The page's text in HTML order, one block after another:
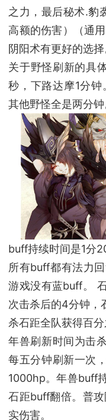
之力，最后秘术.豹
高额的伤害）（通
阴阳术有更好的选择
关于野怪刷新的具
秒，下路达摩1分钟
其他野怪全是两分钟
buff持续时间是1分
所有buff都有法力
游戏没有蓝buff。
次击杀后的4分钟，
杀石距全队获得百
年兽刷新时间为击
每五分钟刷新一次
1000hp。年兽buff
石距buff翻倍。普
实伤害。